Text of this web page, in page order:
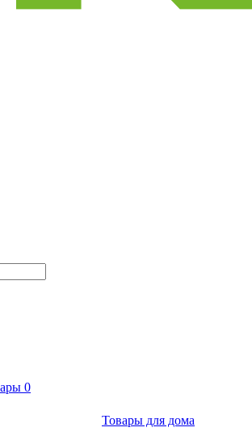
0
Товары для дома